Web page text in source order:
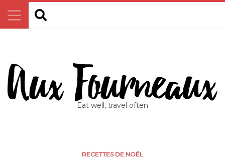
Eat well, travel often
RECETTES DE NOËL